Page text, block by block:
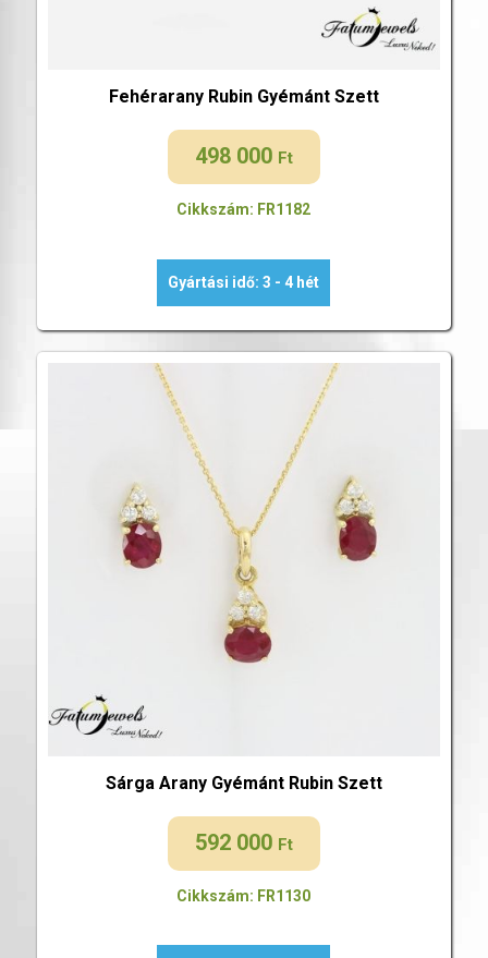
Fehérarany Rubin Gyémánt Szett
498 000 Ft
Cikkszám: FR1182
Gyártási idő: 3 - 4 hét
Sárga Arany Gyémánt Rubin Szett
592 000 Ft
Cikkszám: FR1130